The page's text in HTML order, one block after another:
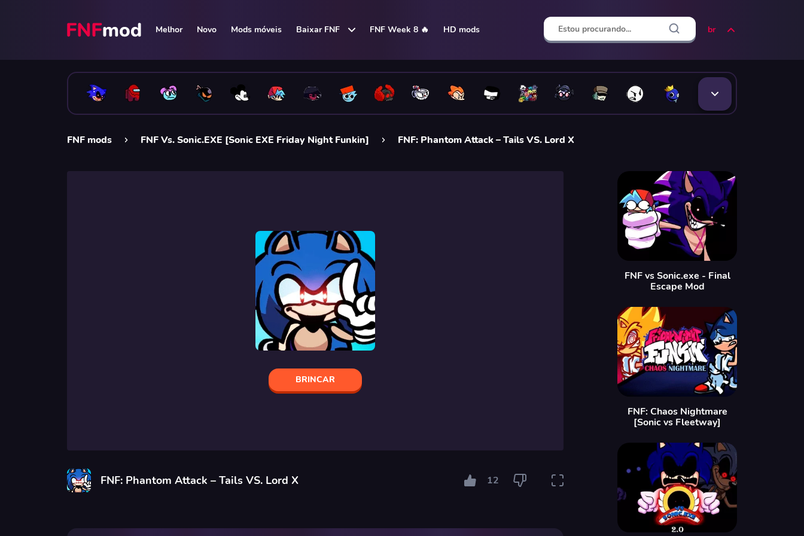
Melhor Novo Mods móveis Baixar FNF FNF Week 8 🔥 HD mods br
FNF mods FNF Vs. Sonic.EXE [Sonic EXE Friday Night Funkin] FNF: Phantom Attack – Tails VS. Lord X
BRINCAR
FNF: Phantom Attack – Tails VS. Lord X 12
FNF vs Sonic.exe - Final
Escape Mod
FNF: Chaos Nightmare
[Sonic vs Fleetway]